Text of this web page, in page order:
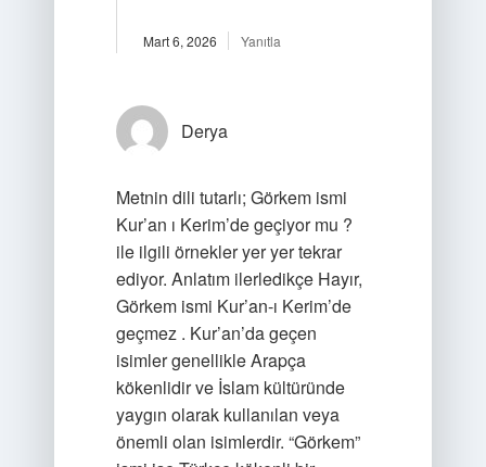
Mart 6, 2026 Yanıtla
Derya
Metnin dili tutarlı; Görkem ismi
Kur’an ı Kerim’de geçiyor mu ?
ile ilgili örnekler yer yer tekrar
ediyor. Anlatım ilerledikçe Hayır,
Görkem ismi Kur’an-ı Kerim’de
geçmez . Kur’an’da geçen
isimler genellikle Arapça
kökenlidir ve İslam kültüründe
yaygın olarak kullanılan veya
önemli olan isimlerdir. “Görkem”